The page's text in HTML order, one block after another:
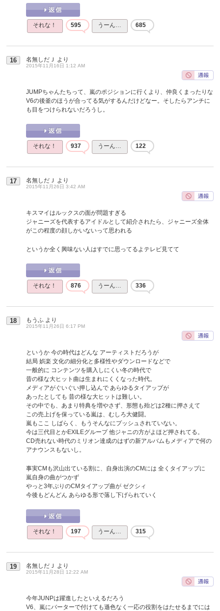
それな！ 595 うーん… 685
16 名無しだＪ より
2015年11月16日 1:12 AM
JUMPちゃんたちって、嵐のポジションに行くより、仲良くまったりな
V6の後釜のほうが合ってる気がするんだけどなー。そしたらアンチに
も目をつけられないだろうし。
それな！ 937 うーん… 122
17 名無しだＪ より
2015年11月26日 3:42 AM
キスマイはルックスの面が問題すぎる
ジャニーズを代表するアイドルとして紹介されたら、ジャニーズ全体
がこの程度の顔しかいないって思われる
というか全く興味ない人はすでに思ってるよテレビ見てて
それな！ 876 うーん… 336
18 もうふ より
2015年11月26日 6:17 PM
というか 今の時代はどんな アーティストだろうが
結局 娯楽 文化の細分化と多様性やダウンロードなどで
一般的に コンテンツを購入しにくい冬の時代で
昔の様な大ヒット曲は生まれにくくなった時代。
メディアがぐいぐい押し込んで あらゆるタイアップが
あったとしても 昔の様な大ヒットは難しい。
その中でも、あまり特典を増やさず、形態も殆どは2種に押さえて
この売上げを保っている嵐は、むしろ大健闘。
嵐もここ しばらく、もうそんなにプッシュされていない。
今は三代目とかEXILEグループ 他ジャニの方がよほど押されてる。
CD売れない時代のミリオン達成のはずの新アルバムもメディアで何の
アナウンスもないし。
事実CMも沢山出ている割に、自身出演のCMには 全くタイアップに
嵐自身の曲がつかず
やっと3年ぶりのCMタイアップ曲が ゼクシィ
今後もどんどん あらゆる形で落し下げられていく
それな！ 197 うーん… 315
19 名無しだＪ より
2015年11月28日 12:22 AM
今年JUNPは躍進したといえるだろう
V6、嵐にバーターで付けても遜色なく一応の役割をはたせるまでには